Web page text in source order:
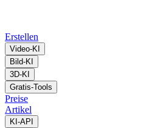
Erstellen
Video-KI
Bild-KI
3D-KI
Gratis-Tools
Preise
Artikel
KI-API